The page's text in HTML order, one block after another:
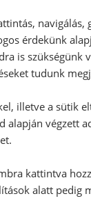
érdekünk
is szükségünk
tudunk
illetve a sütik
alapján végzett
kattintva
alatt